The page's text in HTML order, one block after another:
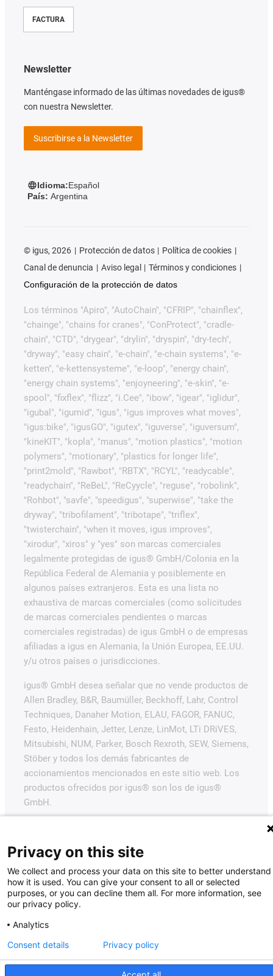
FACTURA
Newsletter
Manténgase informado de las últimas novedades de igus®
con nuestra Newsletter.
Suscribirse a la Newsletter
Idioma:Español
País: Argentina
© igus, 2026 Protección de datos
Política de cookies
Canal de denuncia
Aviso legal
Términos y condiciones
Configuración de la protección de datos
Los términos "Apiro", "AutoChain", "CFRIP", "chainflex",
"chainge", "chains for cranes", "ConProtect", "cradle-
chain", "CTD", "drygear", "drylin", "dryspin", "dry-tech",
"dryway", "easy chain", "e-chain", "e-chain systems", "e-
ketten", "e-kettensysteme", "e-loop", "energy chain",
"energy chain systems", "enjoyneering", "e-skin", "e-
spool", "fixflex", "flizz", "i.Cee", "ibow", "igear", "iglidur",
"igubal", "igumid", "igus", "igus improves what moves",
"igus:bike", "igusGO", "igutex", "iguverse", "iguversum",
"kineKIT", "kopla", "manus", "motion plastics", "motion
polymers", "motionary", "plastics for longer life",
"print2mold", "Rawbot", "RBTX", "RCYL", "readycable",
"readychain", "ReBeL", "ReCyycle", "reguse", "robolink",
"Rohbot", "savfe", "speedigus", "superwise", "take the
dryway", "tribofilament", "tribotape", "triflex",
"twisterchain", "when it moves, igus improves",
"xirodur", "xiros" y "yes" son marcas comerciales
legalmente protegidas de igus® GmbH/Colonia en la
República Federal de Alemania y posiblemente en
algunos países extranjeros. Esta es una lista no
exhaustiva de marcas comerciales (como solicitudes
de marcas comerciales pendientes o marcas
comerciales registradas) de igus GmbH o de empresas
afiliadas a igus en Alemania, la Unión Europea, EE.UU.
y/u otros países o jurisdicciones.
igus® GmbH desea señalar que no vende productos de
Allen Bradley, B&R, Baumüller, Beckhoff, Lahr, Control
Techniques, Danaher Motion, ELAU, FAGOR, FANUC,
Festo, Heidenhain, Jetter, Lenze, LinMot, LTi DRiVES,
Mitsubishi, NUM, Parker, Bosch Rexroth, SEW, Siemens,
Stöber y todos los demás fabricantes de
accionamientos mencionados en este sitio web. Los
productos ofrecidos por igus® son los de igus®
GmbH.
Privacy on this site
We collect and process your data on this site to better understand
how it is used. You can give your consent to all or selected
purposes, or you can decline them all. For more information, see
our privacy policy.
Analytics
Consent details Privacy policy